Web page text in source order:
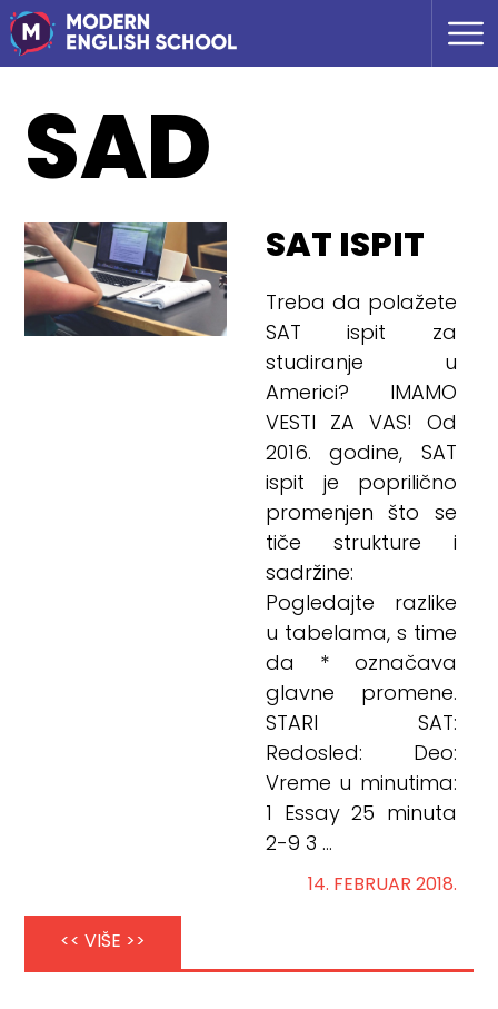
SAD
SAT ISPIT
Treba da polažete
SAT ispit za
studiranje u
Americi? IMAMO
VESTI ZA VAS! Od
2016. godine, SAT
ispit je poprilično
promenjen što se
tiče strukture i
sadržine:
Pogledajte razlike
u tabelama, s time
da * označava
glavne promene.
STARI SAT:
Redosled: Deo:
Vreme u minutima:
1 Essay 25 minuta
2-9 3 ...
14. FEBRUAR 2018.
<< VIŠE >>